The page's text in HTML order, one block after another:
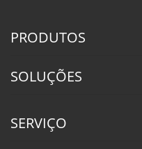
PRODUTOS
SOLUÇÕES
SERVIÇO